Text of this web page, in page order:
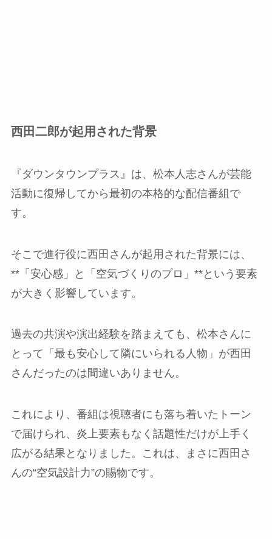
西田二郎が起用された背景
『ダウンタウンプラス』は、松本人志さんが芸能
活動に復帰してから最初の本格的な配信番組で
す。
そこで進行役に西田さんが起用された背景には、
**「安心感」と「空気づくりのプロ」**という要素
が大きく影響しています。
過去の共演や演出経験を踏まえても、松本さんに
とって「最も安心して隣にいられる人物」が西田
さんだったのは間違いありません。
これにより、番組は視聴者にも落ち着いたトーン
で届けられ、炎上要素もなく話題性だけが上手く
広がる結果となりました。これは、まさに西田さ
んの“空気設計力”の賜物です。